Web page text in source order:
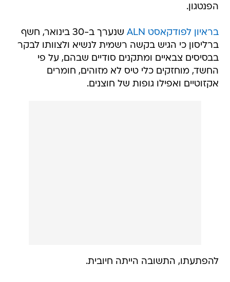
הפנטגון.
בראיון לפודקאסט ALN
שנערך ב-30 בינואר, חשף
ברליסון כי הגיש בקשה רשמית לנשיא ולצוותו לבקר
בבסיסים צבאיים ומתקנים סודיים שבהם, על פי
החשד, מוחזקים כלי טיס לא מזוהים, חומרים
אקזוטיים ואפילו גופות של חוצנים.
להפתעתו, התשובה הייתה חיובית.